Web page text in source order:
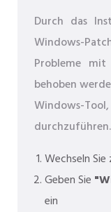
Durch das
Windows-
Probleme
behoben
durchzuführen.
Wechseln
Geben Sie
ein